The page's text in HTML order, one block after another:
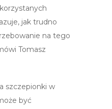
jak trudno
na tego
Tomasz
szczepionki w
być